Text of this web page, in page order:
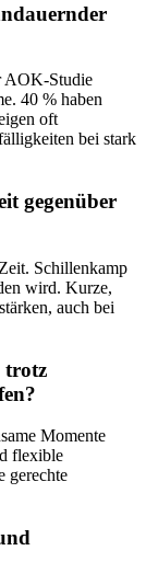
AOK-Studie
40 % haben
oft
bei stark
gegenüber
Schillenkamp
wird. Kurze,
auch bei
trotz
Momente
flexible
gerechte